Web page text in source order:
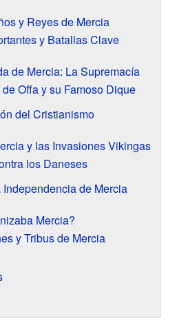
y Reyes de Mercia
y Batallas Clave
de Mercia: La Supremacía
Offa y su Famoso Dique
del Cristianismo
y las Invasiones Vikingas
los Daneses
de Mercia
Mercia?
y Tribus de Mercia